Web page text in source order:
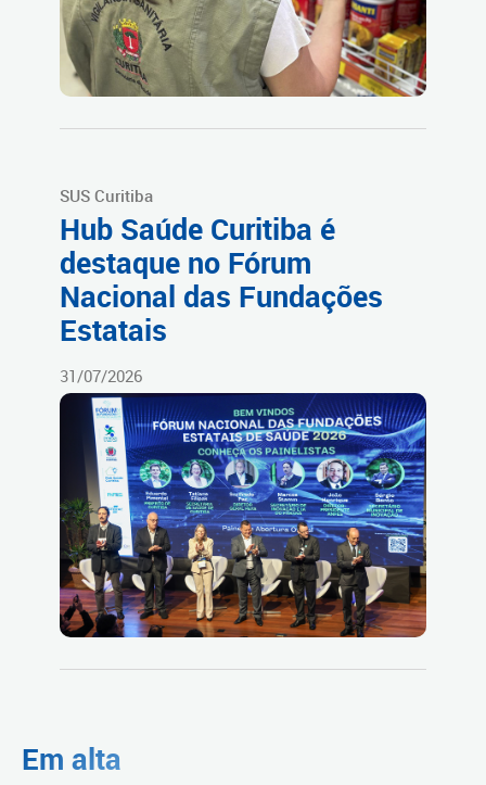
SUS Curitiba
Hub Saúde Curitiba é
destaque no Fórum
Nacional das Fundações
Estatais
31/07/2026
Em alta